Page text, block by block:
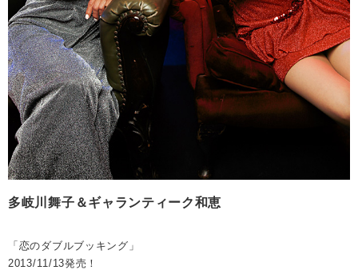
多岐川舞子＆ギャランティーク和恵
「恋のダブルブッキング」
2013/11/13発売！